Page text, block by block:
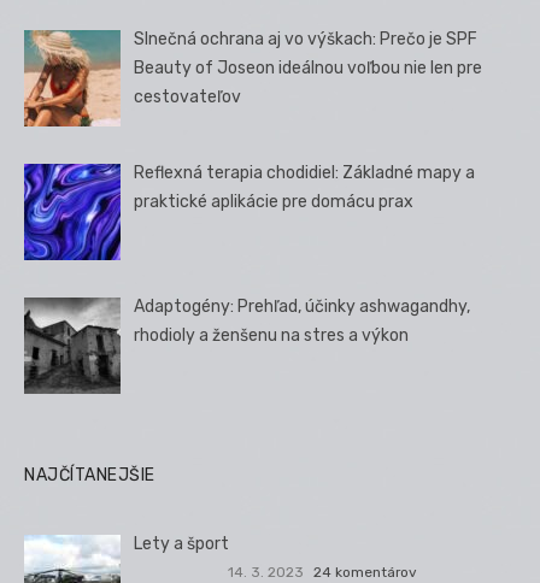
Slnečná ochrana aj vo výškach: Prečo je SPF
Beauty of Joseon ideálnou voľbou nie len pre
cestovateľov
Reflexná terapia chodidiel: Základné mapy a
praktické aplikácie pre domácu prax
Adaptogény: Prehľad, účinky ashwagandhy,
rhodioly a ženšenu na stres a výkon
NAJČÍTANEJŠIE
Lety a šport
14. 3. 2023 24 komentárov